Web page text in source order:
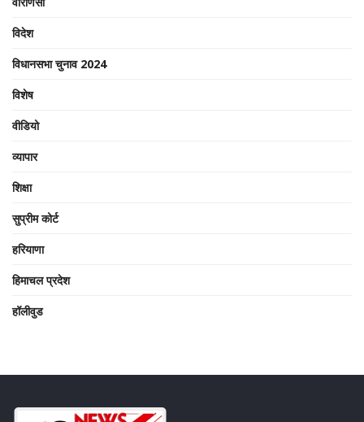
विदेश
विधानसभा चुनाव 2024
विशेष
वीडियो
व्यापार
शिक्षा
सुप्रीम कोर्ट
हरियाणा
हिमाचल प्रदेश
हॉलीवुड